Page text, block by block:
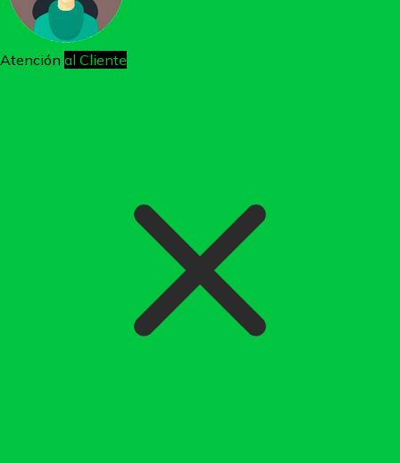
Atención al Cliente